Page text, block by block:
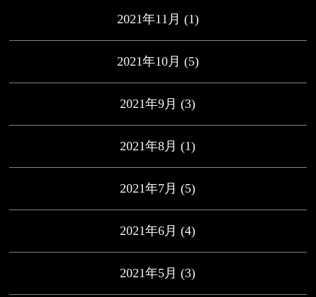
2021年11月 (1)
2021年10月 (5)
2021年9月 (3)
2021年8月 (1)
2021年7月 (5)
2021年6月 (4)
2021年5月 (3)